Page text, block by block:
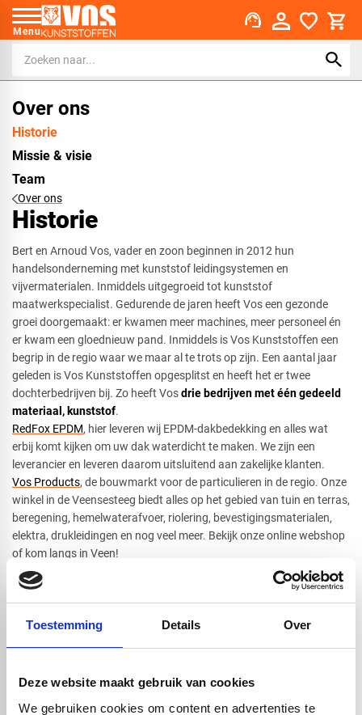
Toestemming Details Over
Deze website maakt gebruik van cookies
We gebruiken cookies om content en advertenties te
Menu support_agent
Over ons
Historie
Missie & visie
Team
Over ons
Historie
Bert en Arnoud Vos, vader en zoon beginnen in 2012 hun
handelsonderneming met kunststof leidingsystemen en
vijvermaterialen. Inmiddels uitgegroeid tot kunststof
maatwerkspecialist. Gedurende de jaren heeft Vos een gezonde
groei doorgemaakt: er kwamen meer machines, meer personeel én
er kwam een gloednieuw pand. Inmiddels is Vos Kunststoffen een
begrip in de regio waar we maar al te trots op zijn. Een aantal jaar
geleden is Vos Kunststoffen opgesplitst en heeft het er twee
dochterbedrijven bij. Zo heeft Vosdrie bedrijven met één gedeeld
materiaal, kunststof.
RedFox EPDM, hier leveren wij EPDM-dakbedekking en alles wat
erbij komt kijken om uw dak waterdicht te maken. We zijn een
leverancier en leveren daarom uitsluitend aan zakelijke klanten.
Vos Products, de bouwmarkt voor de particulieren in de regio. Onze
winkel in de Veensesteeg biedt alles op het gebied van tuin en terras,
beregening, hemelwaterafvoer, riolering, bevestigingsmaterialen,
elektra, drukleidingen en nog veel meer. Bekijk onze online webshop
of kom langs in Veen!
Door deze splitsing kan elke tak zich nu focussen waar hij echt goed
in is. Zo is Vos Kunststoffen zich gaan ontwikkelen op technisch
maatwerk en hebben we ook goed geïnvesteerd in nieuwe machines
met een oog op de toekomst. Met ruim
20 medewerkers, een tal aan